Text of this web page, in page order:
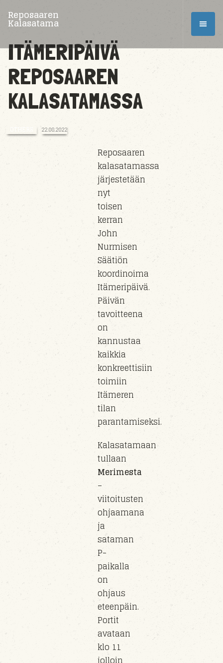
Reposaaren
Kalasatama
ITÄMERIPÄIVÄ
REPOSAAREN
KALASATAMASSA
OTHERS 22.08.2022
Reposaaren
kalasatamassa
järjestetään
nyt
toisen
kerran
John
Nurmisen
Säätiön
koordinoima
Itämeripäivä.
Päivän
tavoitteena
on
kannustaa
kaikkia
konkreettisiin
toimiin
Itämeren
tilan
parantamiseksi.
Kalasatamaan
tullaan
Merimesta
–
viitoitusten
ohjaamana
ja
sataman
P-
paikalla
on
ohjaus
eteenpäin.
Portit
avataan
klo 11